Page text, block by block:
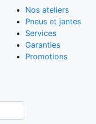
Nos ateliers
Pneus et jantes
Services
Garanties
Promotions